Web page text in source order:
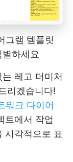
그램 템플릿
하세요
레고 더미처
리겠습니다!
워크 다이어
트에서 작업
시각적으로 표